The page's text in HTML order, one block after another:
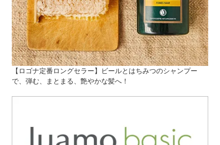
【ロゴナ定番ロングセラー】ビールとはちみつのシャンプー
で、弾む、まとまる、艶やかな髪へ！